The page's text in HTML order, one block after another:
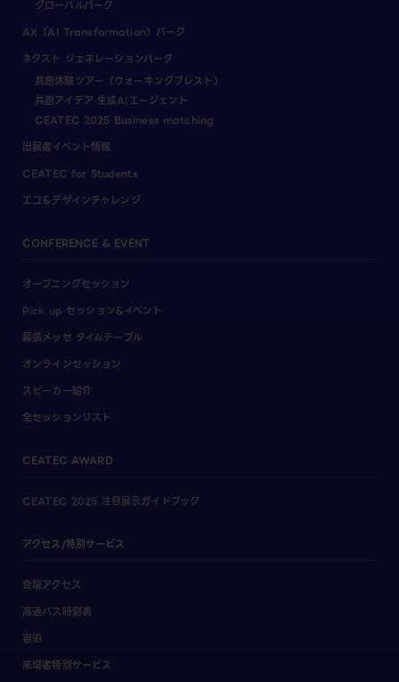
グローバルパーク
AX（AI Transformation）パーク
ネクスト ジェネレーションパーク
共創体験ツアー（ウォーキングブレスト）
共創アイデア 生成AIエージェント
CEATEC 2025 Business matching
出展者イベント情報
CEATEC for Students
エコ＆デザインチャレンジ
CONFERENCE & EVENT
オープニングセッション
Pick up セッション&イベント
幕張メッセ タイムテーブル
オンラインセッション
スピーカー紹介
全セッションリスト
CEATEC AWARD
CEATEC 2025 注目展示ガイドブック
アクセス/特別サービス
会場アクセス
高速バス時刻表
宿泊
来場者特別サービス